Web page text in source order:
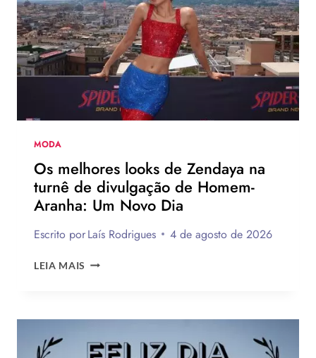
DA
LEVI’S
AO
LADO
DE
JOGADOR
DA
NBA
MODA
Os melhores looks de Zendaya na
turnê de divulgação de Homem-
Aranha: Um Novo Dia
Escrito porLaís Rodrigues 4 de agosto de 2026
LEIA MAIS OS
ZENDAYA
TURNÊ